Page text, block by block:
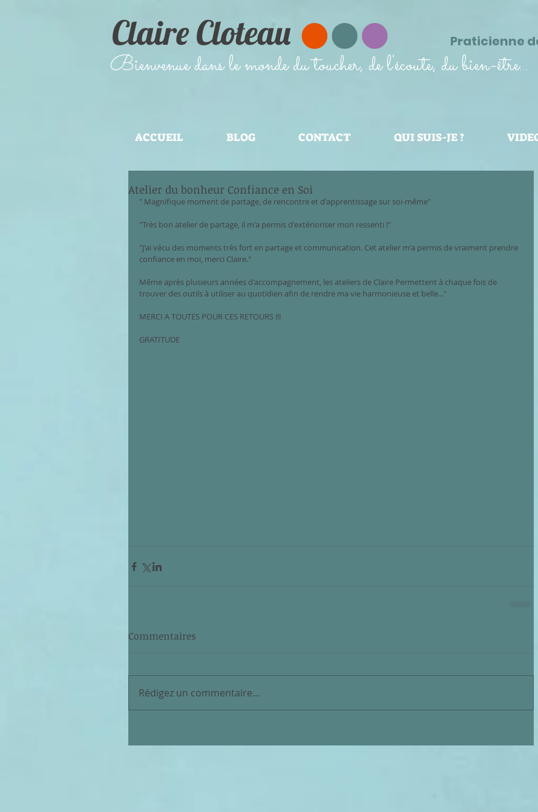
Claire Cloteau Praticienne
​Bienvenue dans le monde du toucher, de l'écoute, du bien-être...
ACCUEIL BLOG CONTACT QUI SUIS-JE ?
Atelier du bonheur Confiance en Soi
" Magnifique moment de partage, de rencontre et d'apprentissage sur soi-même"
"Très bon atelier de partage, il m'a permis d'extérioriser mon ressenti !"
"J'ai vécu des moments très fort en partage et communication. Cet atelier m'a permis de vraiment prendre
confiance en moi, merci Claire."
Même après plusieurs années d'accompagnement, les ateliers de Claire Permettent à chaque fois de
trouver des outils à utiliser au quotidien afin de rendre ma vie harmonieuse et belle..."
MERCI A TOUTES POUR CES RETOURS !!!
GRATITUDE
Commentaires
Rédigez un commentaire...